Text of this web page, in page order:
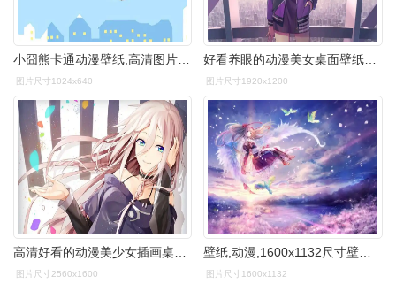
图片尺寸1024x640 图片尺寸1920x1200
图片尺寸2560x1600 图片尺寸1600x1132